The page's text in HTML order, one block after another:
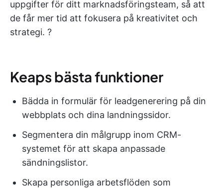
uppgifter för ditt marknadsföringsteam, så att
de får mer tid att fokusera på kreativitet och
strategi. ?
Keaps bästa funktioner
Bädda in formulär för leadgenerering på din
webbplats och dina landningssidor.
Segmentera din målgrupp inom CRM-
systemet för att skapa anpassade
sändningslistor.
Skapa personliga arbetsflöden som